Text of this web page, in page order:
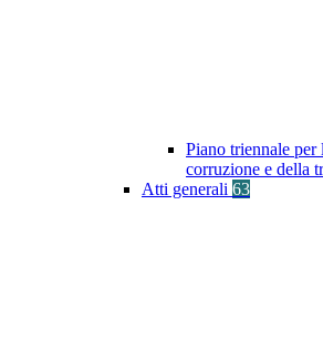
Piano triennale per
corruzione e della
Atti generali 63